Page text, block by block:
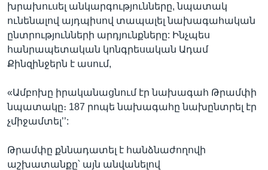
խրախուսել անկարգությունները, նպատակ
ունենալով այդպիսով տապալել նախագահական
ընտրությունների արդյունքները: Ինչպես
հանրապետական կոնգրեսական Ադամ
Քինզինջերն է ասում,
«Ամբոխը իրականացնում էր նախագահ Թրամփի
նպատակը։ 187 րոպե նախագահը նախընտրել էր
չմիջամտել’’:
Թրամփը քննադատել է հանձնաժողովի
աշխատանքը՝ այն անվանելով